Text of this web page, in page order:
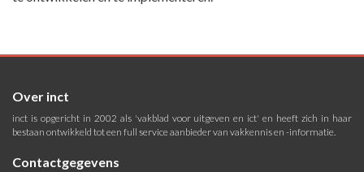
Over inct
inct is opgericht in 2002 als 'vakblad voor uitgeven en ict' en heeft zich in haar
bestaan ontwikkeld tot een full service aanbieder van vakkennis en -informatie.
Contactgegevens